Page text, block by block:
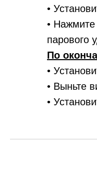
•
• Нажмите
парового
По
•
• Выньте
•